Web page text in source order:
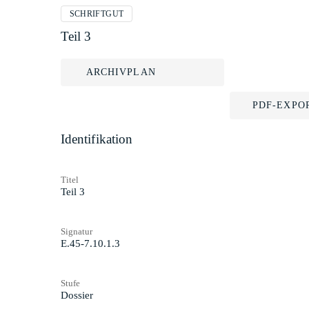
SCHRIFTGUT
Teil 3
ARCHIVPLAN
PDF-
Identifikation
Titel
Teil 3
Signatur
E.45-7.10.1.3
Stufe
Dossier